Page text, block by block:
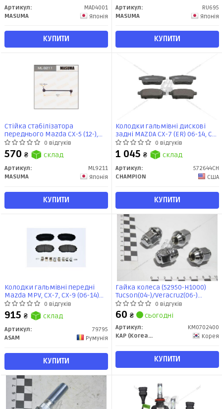
Артикул:
MAD4001
MASUMA
Японія
КУПИТИ
Артикул:
RU695
MASUMA
Японія
КУПИТИ
Стійка стабілізатора
переднього Mazda CX-5 (12-),
CX-9 (17-), 6 (12-) (ML-9211)
MASUMA
0 відгуків
570 ₴ склад
Артикул:
ML9211
MASUMA
Японія
КУПИТИ
Колодки гальмівні дискові
задні MAZDA CX-7 (ER) 06-14, CX-
9 (TB) 06- (572644CH) CHAMPION
0 відгуків
1 045 ₴ склад
Артикул:
572644CH
CHAMPION
США
КУПИТИ
Колодки гальмівні передні
Mazda MPV, CX-7, CX-9 (06-14)
(16-)/Ford USA Edge (U387) (06-)
(79795) Asam
0 відгуків
915 ₴ склад
Артикул:
79795
ASAM
Румунія
КУПИТИ
Гайка колеса (52950-H1000)
Tucson(04-)/Veracruz(06-)
(KM0702400) KAP
0 відгуків
60 ₴ сьогодні
Артикул:
KM0702400
KAP (KoreaAutoParts)
Корея
КУПИТИ